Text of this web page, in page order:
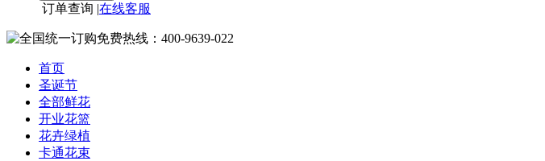
订单查询 |在线客服
首页
圣诞节
全部鲜花
开业花篮
花卉绿植
卡通花束